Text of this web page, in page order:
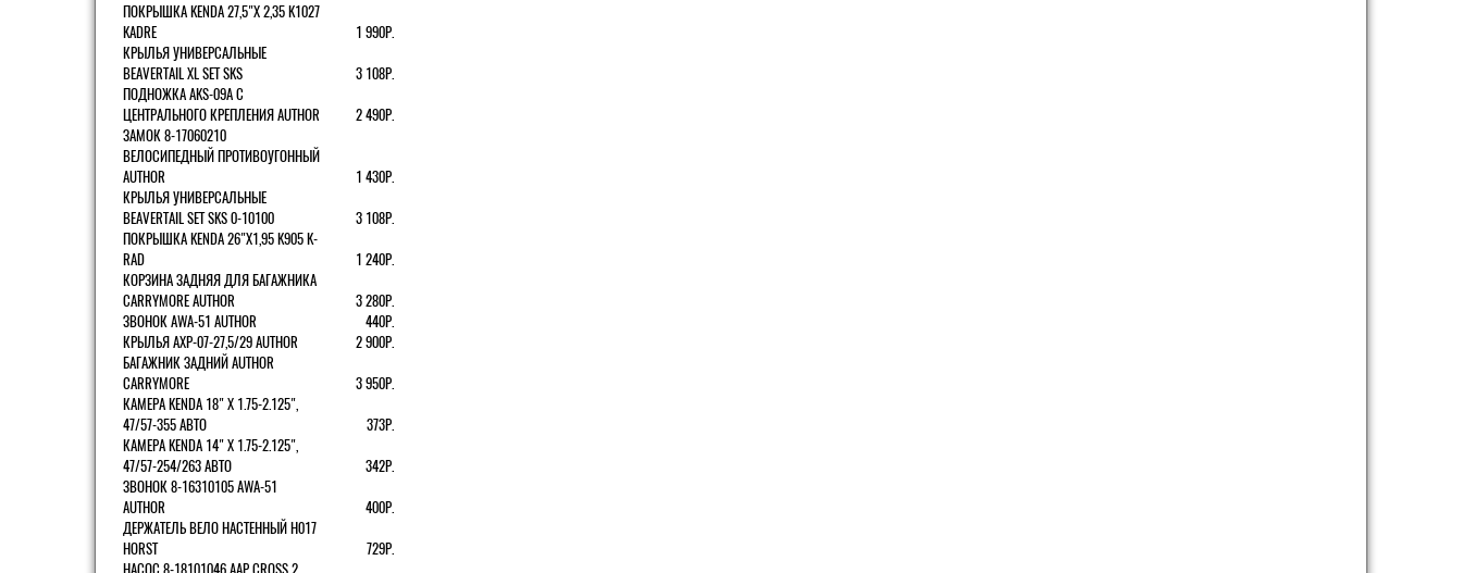
ПОКРЫШКА KENDA 27,5"Х 2,35 K1027
KADRE
1 990Р.
КРЫЛЬЯ УНИВЕРСАЛЬНЫЕ
BEAVERTAIL XL SET SKS
3 108Р.
ПОДНОЖКА AKS-09A C
ЦЕНТРАЛЬНОГО КРЕПЛЕНИЯ AUTHOR
2 490Р.
ЗАМОК 8-17060210
ВЕЛОСИПЕДНЫЙ ПРОТИВОУГОННЫЙ
AUTHOR
1 430Р.
КРЫЛЬЯ УНИВЕРСАЛЬНЫЕ
BEAVERTAIL SET SKS 0-10100
3 108Р.
ПОКРЫШКА KENDA 26"Х1,95 K905 K-
RAD
1 240Р.
КОРЗИНА ЗАДНЯЯ ДЛЯ БАГАЖНИКА
CARRYMORE AUTHOR
3 280Р.
ЗВОНОК AWA-51 AUTHOR
440Р.
КРЫЛЬЯ AXP-07-27,5/29 AUTHOR
2 900Р.
БАГАЖНИК ЗАДНИЙ AUTHOR
CARRYMORE
3 950Р.
КАМЕРА KENDA 18" Х 1.75-2.125",
47/57-355 АВТО
373Р.
КАМЕРА KENDA 14" Х 1.75-2.125",
47/57-254/263 АВТО
342Р.
ЗВОНОК 8-16310105 AWA-51
AUTHOR
400Р.
ДЕРЖАТЕЛЬ ВЕЛО НАСТЕННЫЙ H017
HORST
729Р.